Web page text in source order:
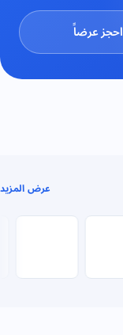
احجز عرضاً
عرض المزيد